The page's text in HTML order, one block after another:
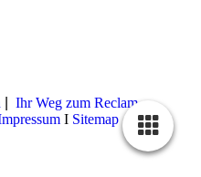
Ihr Weg zum Reclam-
I Sitemap